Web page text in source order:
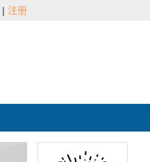
| 注册